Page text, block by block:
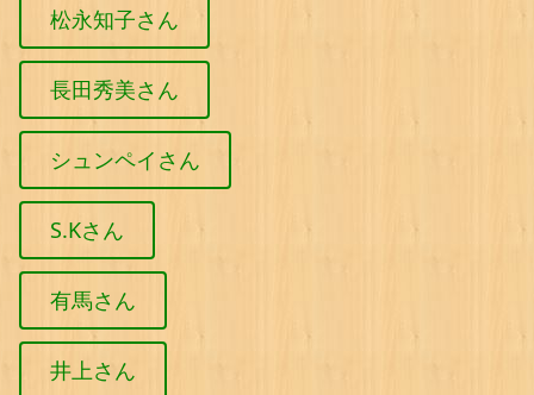
松永知子さん
長田秀美さん
シュンペイさん
S.Kさん
有馬さん
井上さん